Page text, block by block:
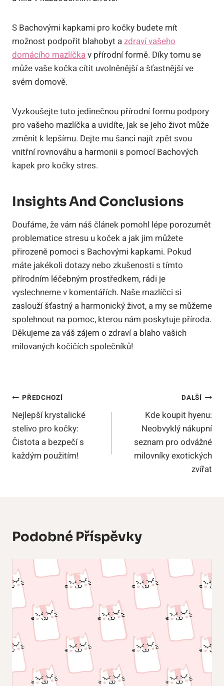
S Bachovými kapkami pro kočky budete mít
možnost podpořit blahobyt azdraví vašeho
domácího mazlíčkav přírodní formě. Díky tomu se
může vaše kočka cítit uvolněnější a šťastnější ve
svém domově.
Vyzkoušejte tuto jedinečnou přírodní formu podpory
pro vašeho mazlíčka a uvidíte, jak se jeho život může
změnit k lepšímu. Dejte mu šanci najít zpět svou
vnitřní rovnováhu a harmonii s pomocí Bachových
kapek pro kočky stres.
Insights And Conclusions
Doufáme, že vám náš článek pomohl lépe porozumět
problematice stresu u koček a jak jim můžete
přirozeně pomoci s Bachovými kapkami. Pokud
máte jakékoli dotazy nebo zkušenosti s tímto
přírodním léčebným prostředkem, rádi je
vyslechneme v komentářích. Naše mazlíčci si
zaslouží šťastný a harmonický život, a my se můžeme
spolehnout na pomoc, kterou nám poskytuje příroda.
Děkujeme za váš zájem o zdraví a blaho vašich
milovaných kočičích společníků!
Navigace
Pro
Příspěvek
PŘEDCHOZÍ
Nejlepší krystalické
stelivo pro kočky:
Čistota a bezpečí s
každým použitím!
DALŠÍ
Kde koupit hyenu:
Neobvyklý nákupní
seznam pro odvážné
milovníky exotických
zvířat
Podobné Příspěvky